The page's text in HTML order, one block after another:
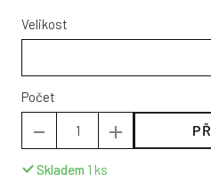
Velikost
Počet
Skladem 1 ks